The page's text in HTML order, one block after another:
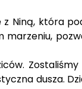
Niną, która
dusza.